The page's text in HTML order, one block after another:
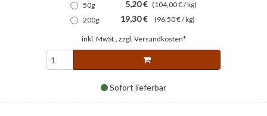
50g
5,20 € (104,00 € / kg)
200g
19,30 € (96,50 € / kg)
inkl. MwSt., zzgl. Versandkosten*
Sofort lieferbar